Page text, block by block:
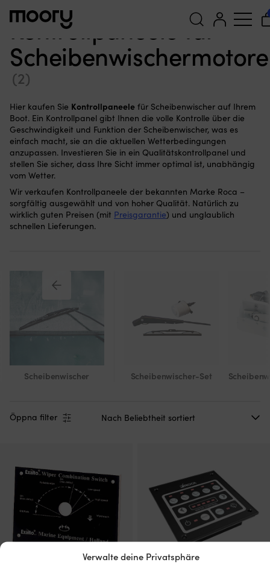
Verwalte deine Privatsphäre
Suchen
nach:
Kontrollpaneele für
(2)
Hier kaufen Sie Kontrollpaneele für Scheibenwischer auf Ihrem
Boot. Ein Kontrollpanel gibt Ihnen die volle Kontrolle über die
Geschwindigkeit und Funktion der Scheibenwischer, was es
einfach macht, sie an die aktuellen Wetterbedingungen
anzupassen. Investieren Sie in ein Qualitätskontrollpanel und
stellen Sie sicher, dass Ihre Sicht immer optimal ist, unabhängig
vom Wetter.
Wir verkaufen Kontrollpaneele der bekannten Marke Roca –
sorgfältig ausgewählt und von hoher Qualität. Natürlich zu
wirklich guten Preisen (mit Preisgarantie) und unglaublich
schnellen Lieferungen.
Scheibenwischer Scheibenwischer-Set
Öppna filter